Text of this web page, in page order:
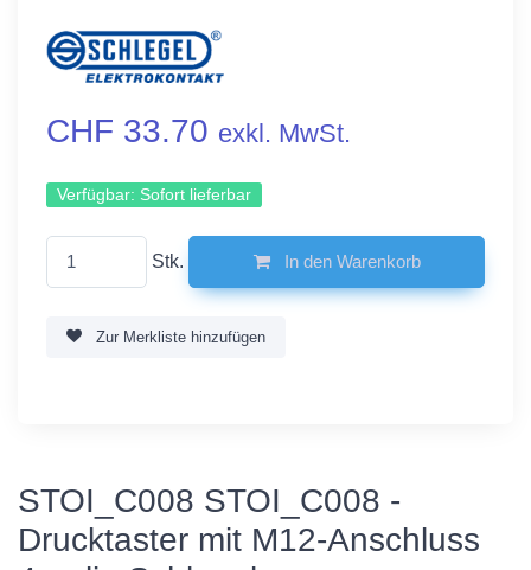
CHF 33.70 exkl. MwSt.
Verfügbar: Sofort lieferbar
Stk. In den Warenkorb
Zur Merkliste hinzufügen
STOI_C008 STOI_C008 -
Drucktaster mit M12-Anschluss